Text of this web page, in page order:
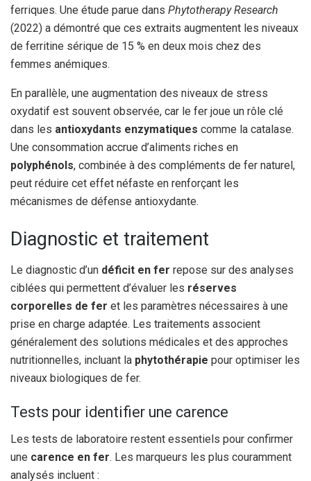
ferriques. Une étude parue dans Phytotherapy Research
(2022) a démontré que ces extraits augmentent les niveaux
de ferritine sérique de 15 % en deux mois chez des
femmes anémiques.
En parallèle, une augmentation des niveaux de stress
oxydatif est souvent observée, car le fer joue un rôle clé
dans les antioxydants enzymatiques comme la catalase.
Une consommation accrue d’aliments riches en
polyphénols, combinée à des compléments de fer naturel,
peut réduire cet effet néfaste en renforçant les
mécanismes de défense antioxydante.
Diagnostic et traitement
Le diagnostic d’un déficit en fer repose sur des analyses
ciblées qui permettent d’évaluer les réserves
corporelles de fer et les paramètres nécessaires à une
prise en charge adaptée. Les traitements associent
généralement des solutions médicales et des approches
nutritionnelles, incluant la phytothérapie pour optimiser les
niveaux biologiques de fer.
Tests pour identifier une carence
Les tests de laboratoire restent essentiels pour confirmer
une carence en fer. Les marqueurs les plus couramment
analysés incluent :